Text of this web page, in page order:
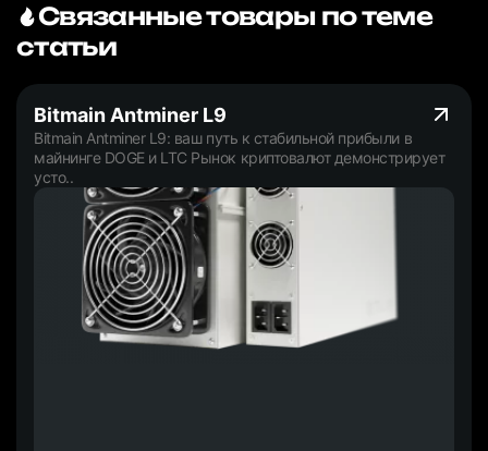
Связанные товары по теме
статьи
Bitmain Antminer L9
Bitmain Antminer L9: ваш путь к стабильной прибыли в
майнинге DOGE и LTC Рынок криптовалют демонстрирует
усто..